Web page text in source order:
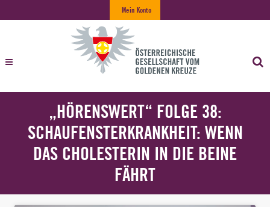
Mein Konto
„HÖRENSWERT“ FOLGE 38:
SCHAUFENSTERKRANKHEIT: WENN
DAS CHOLESTERIN IN DIE BEINE
FÄHRT